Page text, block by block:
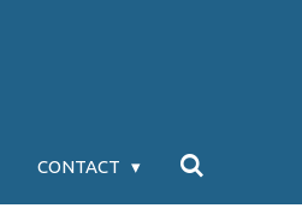
CONTACT